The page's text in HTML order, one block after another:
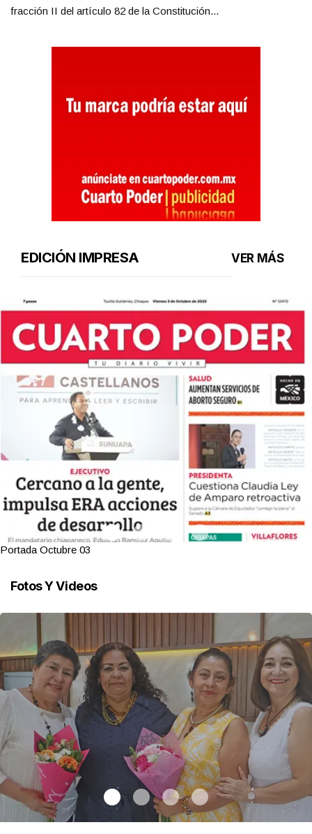
fracción II del artículo 82 de la Constitución...
EDICIÓN IMPRESA VER MÁS
Portada Octubre 03
Fotos Y Videos